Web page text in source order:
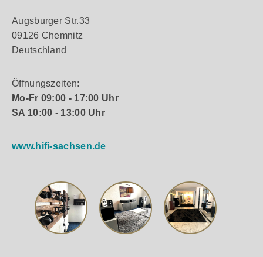
Augsburger Str.33
09126 Chemnitz
Deutschland
Öffnungszeiten:
Mo-Fr 09:00 - 17:00 Uhr
SA 10:00 - 13:00 Uhr
www.hifi-sachsen.de